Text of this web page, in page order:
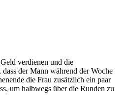
verdienen und die
der Mann während der Woche
die Frau zusätzlich ein paar
um halbwegs über die Runden zu